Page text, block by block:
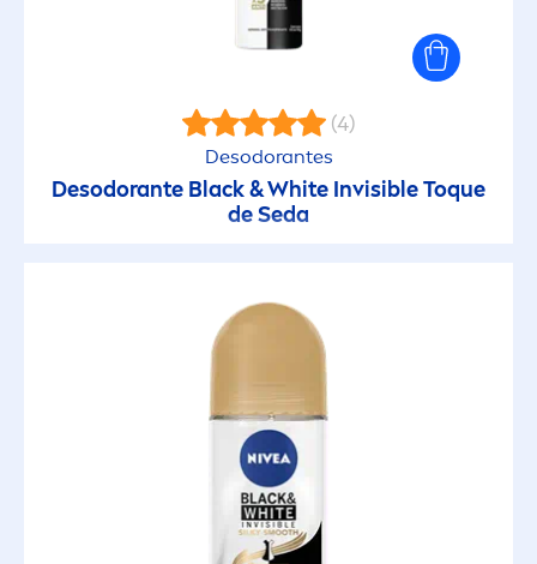
(4)
Desodorantes
Desodorante Black&White Invisible Toque
de Seda